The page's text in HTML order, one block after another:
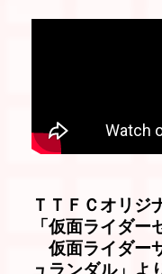
ＴＴＦＣオリジ
「仮面ライダー
仮面ライダー
ュランダル」よ